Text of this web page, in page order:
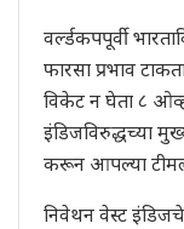
वर्ल्डकपपूर्वी
फारसा प्रभाव
विकेट न घेता ८
इंडिजविरुद्धच्या
करून आपल्या
निवेथन वेस्ट